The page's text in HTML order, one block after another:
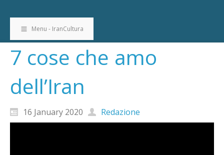
Menu - IranCultura
7 cose che amo
dell’Iran
16 January 2020 Redazione